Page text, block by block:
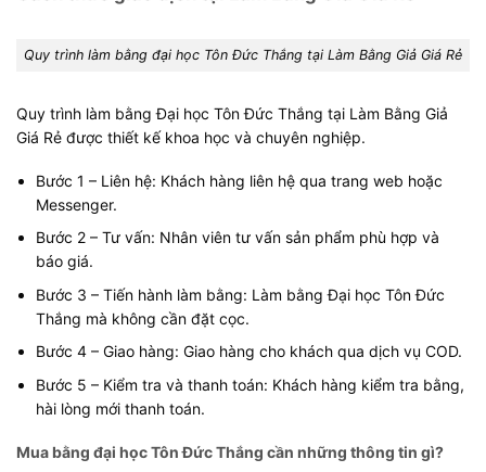
Quy trình làm bằng đại học Tôn Đức Thắng tại Làm Bằng Giả Giá Rẻ
Quy trình làm bằng Đại học Tôn Đức Thắng tại Làm Bằng Giả
Giá Rẻ được thiết kế khoa học và chuyên nghiệp.
Bước 1 – Liên hệ: Khách hàng liên hệ qua trang web hoặc
Messenger.
Bước 2 – Tư vấn: Nhân viên tư vấn sản phẩm phù hợp và
báo giá.
Bước 3 – Tiến hành làm bằng: Làm bằng Đại học Tôn Đức
Thắng mà không cần đặt cọc.
Bước 4 – Giao hàng: Giao hàng cho khách qua dịch vụ COD.
Bước 5 – Kiểm tra và thanh toán: Khách hàng kiểm tra bằng,
hài lòng mới thanh toán.
Mua bằng đại học Tôn Đức Thắng cần những thông tin gì?